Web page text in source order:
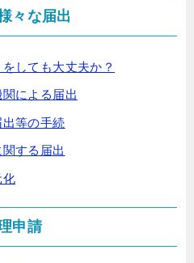
々な届出
しても大丈夫か？
による届出
等の手続
する届出
化
申請